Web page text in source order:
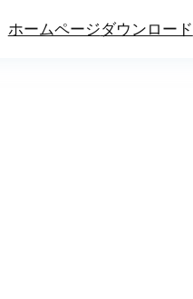
ホームページダウンロード